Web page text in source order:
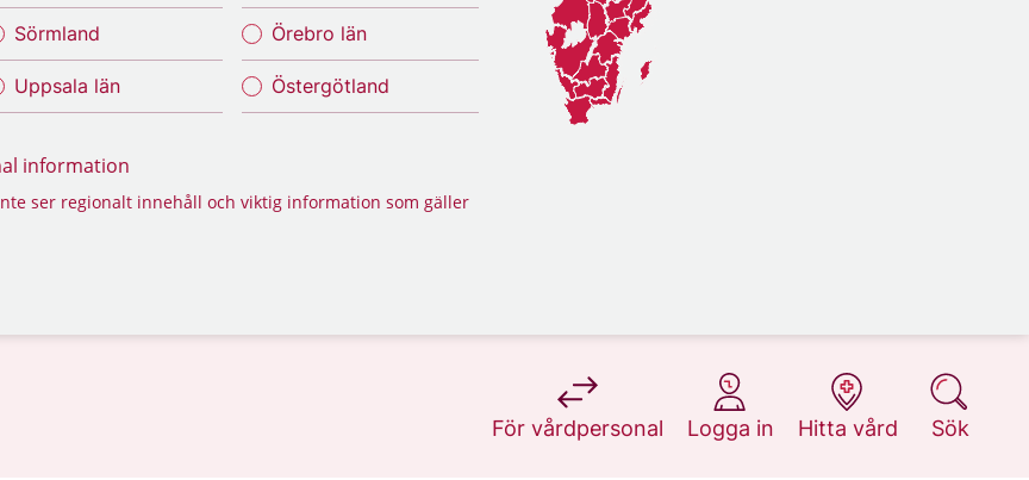
Sörmland
Uppsala län
Örebro län
Östergötland
information
ser regionalt innehåll och viktig information som gäller
För vårdpersonal
på 1177.se
Logga in
på 1177.se
Hitta vård
på 1177.se
Sök
på 1177.se